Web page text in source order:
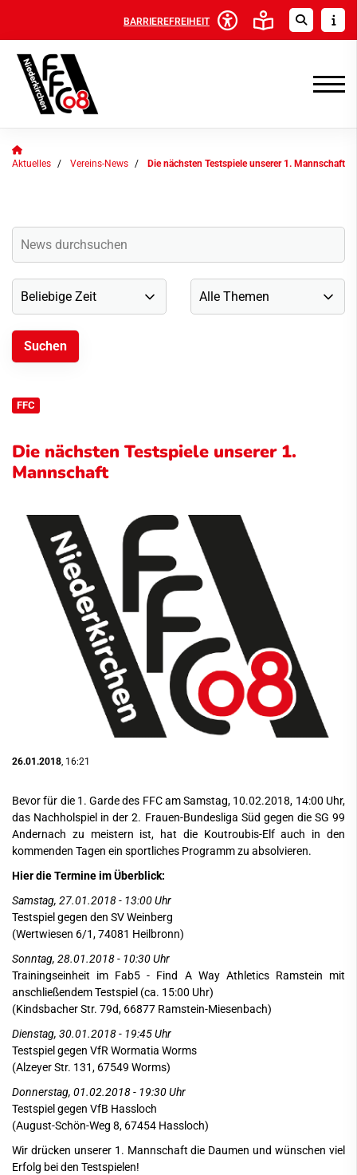
BARRIEREFREIHEIT
Aktuelles Vereins-News Die nächsten Testspiele unserer 1. Mannschaft
FFC
Die nächsten Testspiele unserer 1.
Mannschaft
26.01.2018 , 16:21
Bevor für die 1. Garde des FFC am Samstag, 10.02.2018, 14:00 Uhr,
das Nachholspiel in der 2. Frauen-Bundesliga Süd gegen die SG 99
Andernach zu meistern ist, hat die Koutroubis-Elf auch in den
kommenden Tagen ein sportliches Programm zu absolvieren.
Hier die Termine im Überblick:
Samstag, 27.01.2018 - 13:00 Uhr
Testspiel gegen den SV Weinberg
(Wertwiesen 6/1, 74081 Heilbronn)
Sonntag, 28.01.2018 - 10:30 Uhr
Trainingseinheit im Fab5 - Find A Way Athletics Ramstein mit
anschließendem Testspiel (ca. 15:00 Uhr)
(Kindsbacher Str. 79d, 66877 Ramstein-Miesenbach)
Dienstag, 30.01.2018 - 19:45 Uhr
Testspiel gegen VfR Wormatia Worms
(Alzeyer Str. 131, 67549 Worms)
Donnerstag, 01.02.2018 - 19:30 Uhr
Testspiel gegen VfB Hassloch
(August-Schön-Weg 8, 67454 Hassloch)
Wir drücken unserer 1. Mannschaft die Daumen und wünschen viel
Erfolg bei den Testspielen!